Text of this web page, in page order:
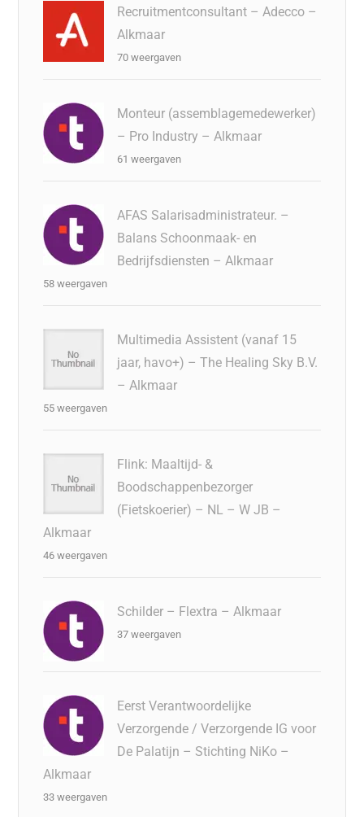
Recruitmentconsultant – Adecco –
Alkmaar
70 weergaven
Monteur (assemblagemedewerker)
– Pro Industry – Alkmaar
61 weergaven
AFAS Salarisadministrateur. –
Balans Schoonmaak- en
Bedrijfsdiensten – Alkmaar
58 weergaven
Multimedia Assistent (vanaf 15
jaar, havo+) – The Healing Sky B.V.
– Alkmaar
55 weergaven
Flink: Maaltijd- &
Boodschappenbezorger
(Fietskoerier) – NL – W JB –
Alkmaar
46 weergaven
Schilder – Flextra – Alkmaar
37 weergaven
Eerst Verantwoordelijke
Verzorgende / Verzorgende IG voor
De Palatijn – Stichting NiKo –
Alkmaar
33 weergaven